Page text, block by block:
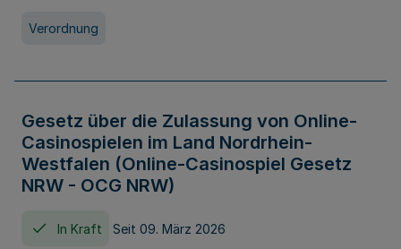
Verordnung
Gesetz über die Zulassung von Online-
Casinospielen im Land Nordrhein-
Westfalen (Online-Casinospiel Gesetz
NRW - OCG NRW)
In Kraft Seit 09. März 2026